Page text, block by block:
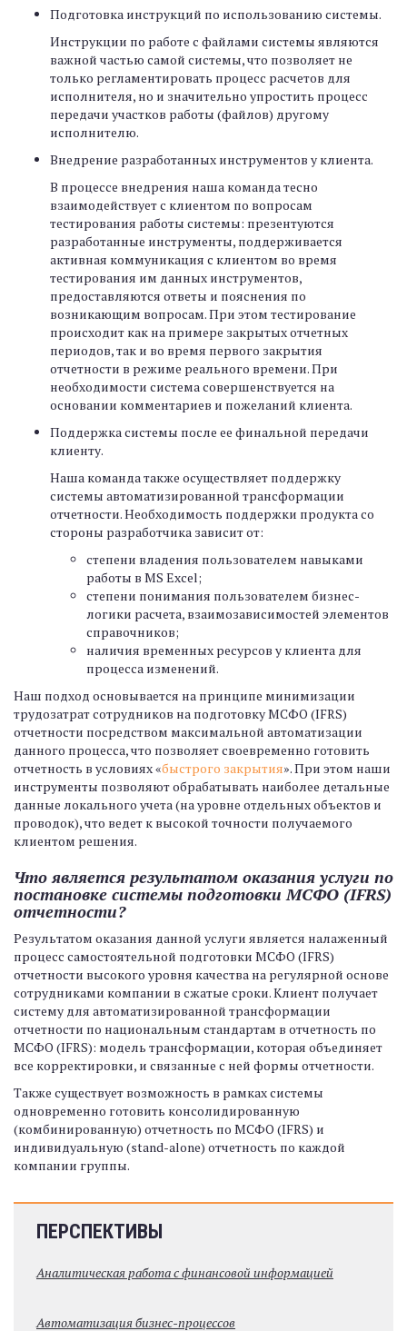
Подготовка инструкций по использованию системы.
Инструкции по работе с файлами системы являются
важной частью самой системы, что позволяет не
только регламентировать процесс расчетов для
исполнителя, но и значительно упростить процесс
передачи участков работы (файлов) другому
исполнителю.
Внедрение разработанных инструментов у клиента.
В процессе внедрения наша команда тесно
взаимодействует с клиентом по вопросам
тестирования работы системы: презентуются
разработанные инструменты, поддерживается
активная коммуникация с клиентом во время
тестирования им данных инструментов,
предоставляются ответы и пояснения по
возникающим вопросам. При этом тестирование
происходит как на примере закрытых отчетных
периодов, так и во время первого закрытия
отчетности в режиме реального времени. При
необходимости система совершенствуется на
основании комментариев и пожеланий клиента.
Поддержка системы после ее финальной передачи
клиенту.
Наша команда также осуществляет поддержку
системы автоматизированной трансформации
отчетности. Необходимость поддержки продукта со
стороны разработчика зависит от:
степени владения пользователем навыками
работы в MS Excel;
степени понимания пользователем бизнес-
логики расчета, взаимозависимостей элементов
справочников;
наличия временных ресурсов у клиента для
процесса изменений.
Наш подход основывается на принципе минимизации
трудозатрат сотрудников на подготовку МСФО (IFRS)
отчетности посредством максимальной автоматизации
данного процесса, что позволяет своевременно готовить
отчетность в условиях «быстрого закрытия». При этом наши
инструменты позволяют обрабатывать наиболее детальные
данные локального учета (на уровне отдельных объектов и
проводок), что ведет к высокой точности получаемого
клиентом решения.
Что является результатом оказания услуги по
постановке системы подготовки МСФО (IFRS)
отчетности?
Результатом оказания данной услуги является налаженный
процесс самостоятельной подготовки МСФО (IFRS)
отчетности высокого уровня качества на регулярной основе
сотрудниками компании в сжатые сроки. Клиент получает
систему для автоматизированной трансформации
отчетности по национальным стандартам в отчетность по
МСФО (IFRS): модель трансформации, которая объединяет
все корректировки, и связанные с ней формы отчетности.
Также существует возможность в рамках системы
одновременно готовить консолидированную
(комбинированную) отчетность по МСФО (IFRS) и
индивидуальную (stand-alone) отчетность по каждой
компании группы.
ПЕРСПЕКТИВЫ
Аналитическая работа с финансовой информацией
Автоматизация бизнес-процессов